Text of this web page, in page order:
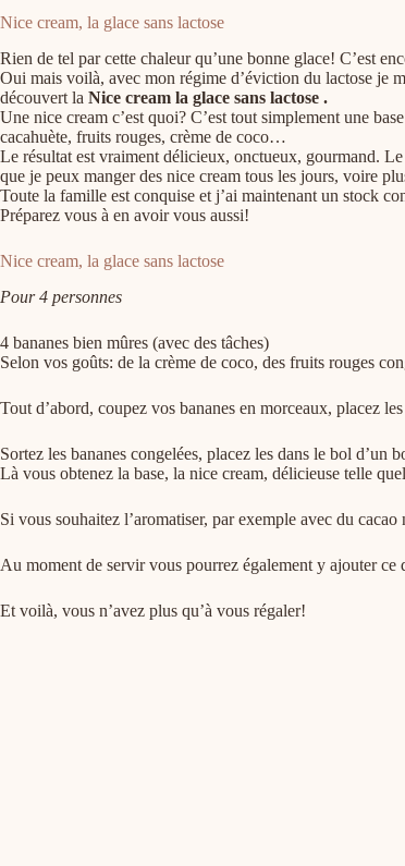
Nice cream, la glace sans lactose
Rien de tel par cette chaleur qu’une bonne glace! C’est
Oui mais voilà, avec mon régime d’éviction du lactose je
découvert la Nice cream la glace sans lactose .
Une nice cream c’est quoi? C’est tout simplement une
cacahuète, fruits rouges, crème de coco…
Le résultat est vraiment délicieux, onctueux, gourmand. Le
que je peux manger des nice cream tous les jours, voire
Toute la famille est conquise et j’ai maintenant un stock
Préparez vous à en avoir vous aussi!
Nice cream, la glace sans lactose
Pour 4 personnes
4 bananes bien mûres (avec des tâches)
Selon vos goûts: de la crème de coco, des fruits rouges
Tout d’abord, coupez vos bananes en morceaux, placez
Sortez les bananes congelées, placez les dans le bol d’un
Là vous obtenez la base, la nice cream, délicieuse telle
Si vous souhaitez l’aromatiser, par exemple avec du
Au moment de servir vous pourrez également y ajouter
Et voilà, vous n’avez plus qu’à vous régaler!